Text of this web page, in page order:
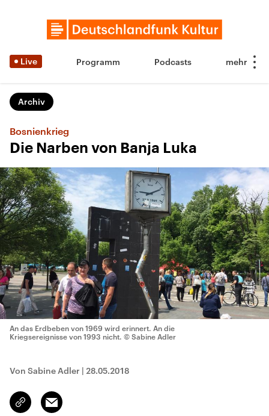
Live Programm Podcasts
Archiv
Bosnienkrieg
Die Narben von Banja Luka
An das Erdbeben von 1969 wird erinnert. An die
Kriegsereignisse von 1993 nicht. © Sabine Adler
Von Sabine Adler | 28.05.2018
Link
kopieren/teilen
Email